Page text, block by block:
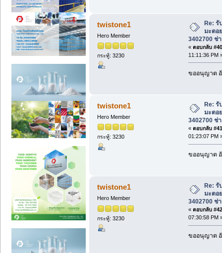
twistone1
Hero Member
กระทู้: 3230
Re: รั
มะตอ
3402700 ช่
« ตอบกลับ
11:11:36 PM
ขออนุญาต
twistone1
Hero Member
กระทู้: 3230
Re: รั
มะตอ
3402700 ช่
« ตอบกลับ
01:23:07 PM
ขออนุญาต
twistone1
Hero Member
กระทู้: 3230
Re: รั
มะตอ
3402700 ช่
« ตอบกลับ
07:30:58 PM
ขออนุญาต